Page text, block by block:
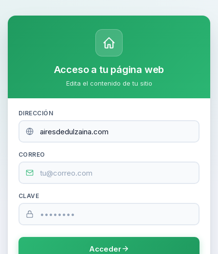
Acceso a tu página web
Edita el contenido de tu sitio
DIRECCIÓN
CORREO
CLAVE
Acceder